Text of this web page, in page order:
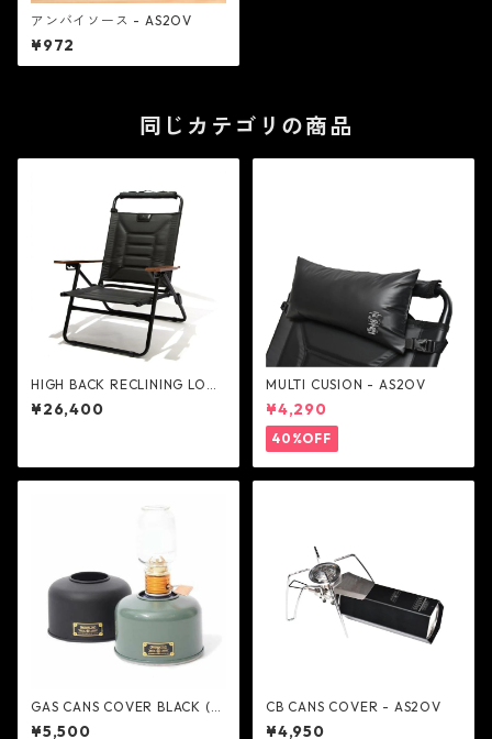
アンバイソース - AS2OV
¥972
同じカテゴリの商品
HIGH BACK RECLINING LOW
ROVER CHAIR - AS2OV
¥26,400
MULTI CUSION - AS2OV
¥4,290
40%OFF
GAS CANS COVER BLACK (fo
r250g/PLATE) - AS2OV
¥5,500
CB CANS COVER - AS2OV
¥4,950